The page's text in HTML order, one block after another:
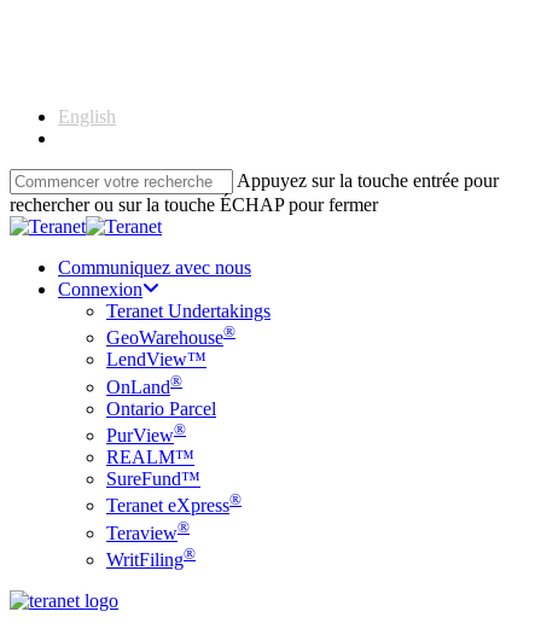
English
Appuyez sur la touche entrée pour
rechercher ou sur la touche ÉCHAP pour fermer
Close
Communiquez avec nous
Connexion
Teranet Undertakings
GeoWarehouse®
LendView™
OnLand®
Ontario Parcel
PurView®
REALM™
SureFund™
Teranet eXpress®
Teraview®
WritFiling®
Menu
search
Menu